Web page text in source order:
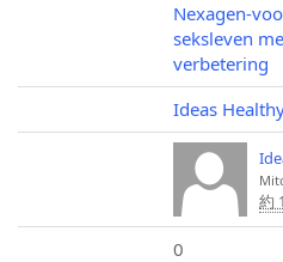
Nexagen-
seksleven
verbetering
Ideas
約
0